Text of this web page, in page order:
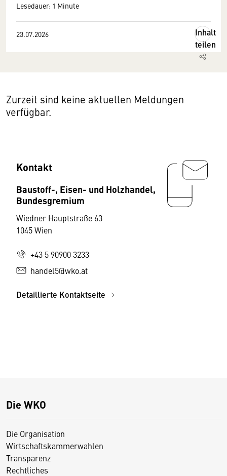
Lesedauer: 1 Minute
23.07.2026
Inhalt
teilen
Zurzeit sind keine aktuellen Meldungen
verfügbar.
Kontakt
Baustoff-, Eisen- und Holzhandel,
Bundesgremium
Wiedner Hauptstraße 63
1045 Wien
+43 5 90900 3233
handel5@wko.at
Detaillierte Kontaktseite
Die WKO
Die Organisation
Wirtschaftskammerwahlen
Transparenz
Rechtliches